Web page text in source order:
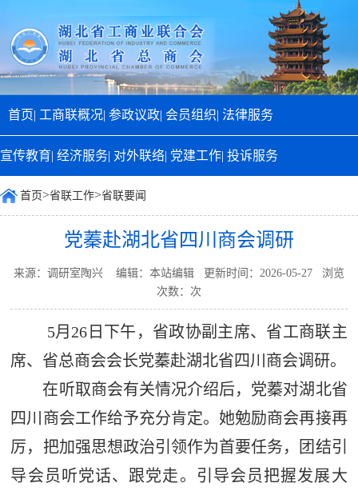
首页| 工商联概况| 参政议政| 会员组织| 法律服务
宣传教育| 经济服务| 对外联络| 党建工作| 投诉服务
首页>省联工作>省联要闻
党蓁赴湖北省四川商会调研
来源：调研室陶兴 编辑：本站编辑 更新时间：2026-05-27 浏览
次数： 次
5月26日下午，省政协副主席、省工商联主
席、省总商会会长党蓁赴湖北省四川商会调研。
在听取商会有关情况介绍后，党蓁对湖北省
四川商会工作给予充分肯定。她勉励商会再接再
厉，把加强思想政治引领作为首要任务，团结引
导会员听党话、跟党走。引导会员把握发展大